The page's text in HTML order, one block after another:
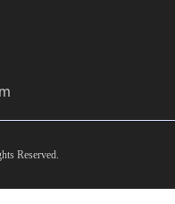
Reserved.